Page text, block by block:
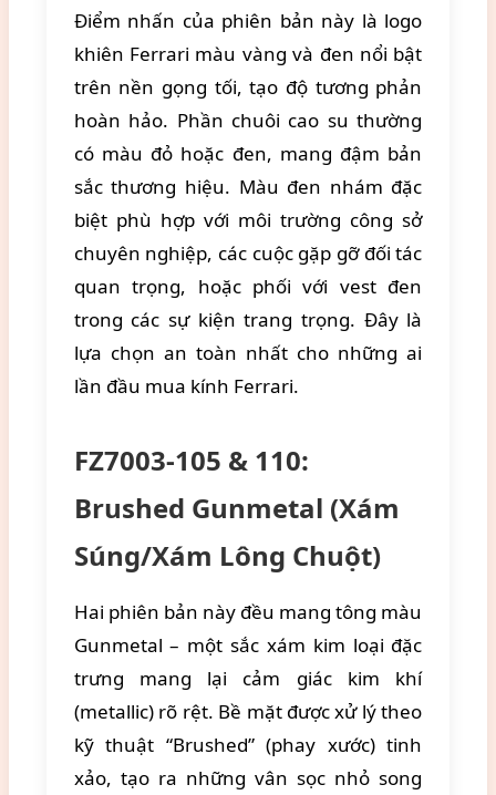
Điểm nhấn của phiên bản này là logo
khiên Ferrari màu vàng và đen nổi bật
trên nền gọng tối, tạo độ tương phản
hoàn hảo. Phần chuôi cao su thường
có màu đỏ hoặc đen, mang đậm bản
sắc thương hiệu. Màu đen nhám đặc
biệt phù hợp với môi trường công sở
chuyên nghiệp, các cuộc gặp gỡ đối tác
quan trọng, hoặc phối với vest đen
trong các sự kiện trang trọng. Đây là
lựa chọn an toàn nhất cho những ai
lần đầu mua kính Ferrari.
FZ7003-105 & 110:
Brushed Gunmetal (Xám
Súng/Xám Lông Chuột)
Hai phiên bản này đều mang tông màu
Gunmetal – một sắc xám kim loại đặc
trưng mang lại cảm giác kim khí
(metallic) rõ rệt. Bề mặt được xử lý theo
kỹ thuật “Brushed” (phay xước) tinh
xảo, tạo ra những vân sọc nhỏ song